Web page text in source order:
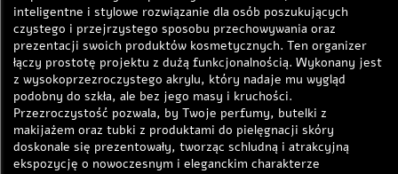
inteligentne i stylowe rozwiązanie dla osób poszukujących
czystego i przejrzystego sposobu przechowywania oraz
prezentacji swoich produktów kosmetycznych. Ten organizer
łączy prostotę projektu z dużą funkcjonalnością. Wykonany jest
z wysokoprzezroczystego akrylu, który nadaje mu wygląd
podobny do szkła, ale bez jego masy i kruchości.
Przezroczystość pozwala, by Twoje perfumy, butelki z
makijażem oraz tubki z produktami do pielęgnacji skóry
doskonale się prezentowały, tworząc schludną i atrakcyjną
ekspozycję o nowoczesnym i eleganckim charakterze